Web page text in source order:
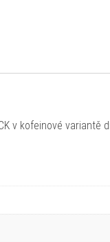
v kofeinové variantě